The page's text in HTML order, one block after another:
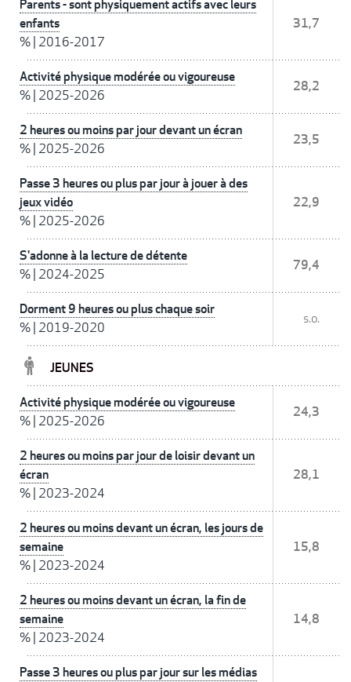
Parents - sont physiquement actifs avec leurs
enfants
% 2016-2017
31,7
Activité physique modérée ou vigoureuse
% 2025-2026
28,2
2 heures ou moins par jour devant un écran
% 2025-2026
23,5
Passe 3 heures ou plus par jour à jouer à des
jeux vidéo
% 2025-2026
22,9
S'adonne à la lecture de détente
% 2024-2025
79,4
Dorment 9 heures ou plus chaque soir
% 2019-2020
s.o.
JEUNES
Activité physique modérée ou vigoureuse
% 2025-2026
24,3
2 heures ou moins par jour de loisir devant un
écran
% 2023-2024
28,1
2 heures ou moins devant un écran, les jours de
semaine
% 2023-2024
15,8
2 heures ou moins devant un écran, la fin de
semaine
% 2023-2024
14,8
Passe 3 heures ou plus par jour sur les médias